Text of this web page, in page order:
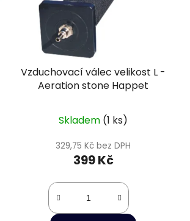
Vzduchovací válec velikost L -
Aeration stone Happet
Skladem (1 ks)
329,75 Kč bez DPH
399 Kč